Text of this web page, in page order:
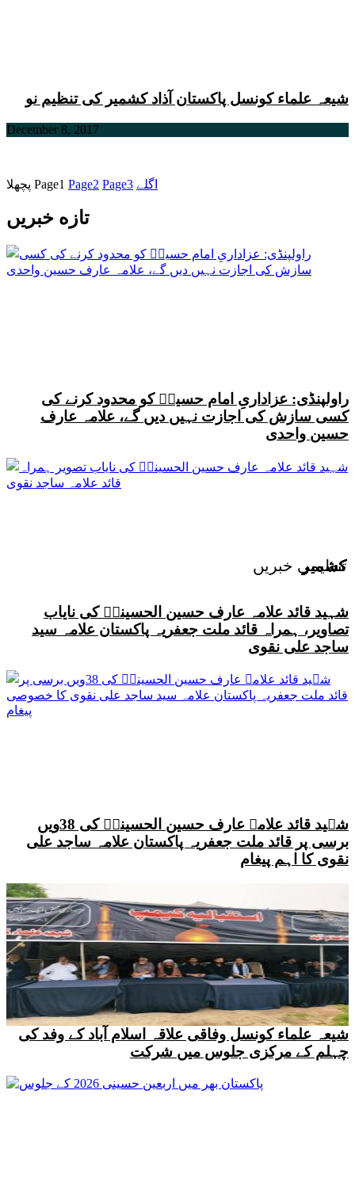
کشمیر
کشمیر
کشمیر
کشمیر
کشمیر
کشمیر
کشمیر
کشمیر
کشمیر
کشمیر
کشمیر
کشمیر
کشمیر
کشمیر
کشمیر
تنظیمی خبریں
کشمیر
کشمیر
کشمیر
شیعہ علماء کونسل پاکستان آذاد کشمیر کی تنظیم نو
December 8, 2017
پچھلا Page1 Page2 Page3 اگلے
تازه خبریں
راولپنڈی: عزاداریِ امام حسینؑ کو محدود کرنے کی
کسی سازش کی اجازت نہیں دیں گے، علامہ عارف
حسین واحدی
شہید قائد علامہ عارف حسین الحسینیؒ کی نایاب
تصاویر، ہمراہ قائد ملت جعفریہ پاکستان علامہ سید
ساجد علی نقوی
شہید قائد علامہ عارف حسین الحسینیؒ کی 38ویں
برسی پر قائد ملت جعفریہ پاکستان علامہ ساجد علی
نقوی کا اہم پیغام
شیعہ علماء کونسل وفاقی علاقہ اسلام آباد کے وفد کی
چہلم کے مرکزی جلوس میں شرکت